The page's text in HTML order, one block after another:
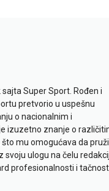
Super Sport. Rođen i
pretvorio u uspešnu
o nacionalnim i
izuzetno znanje o
mu omogućava da pruži
svoju ulogu na čelu
profesionalnosti i